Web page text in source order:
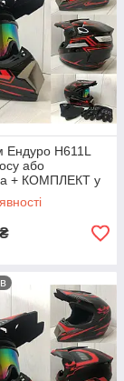
H611L
або
+ КОМПЛЕКТ у
₴